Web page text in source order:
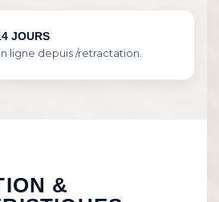
JOURS
ligne depuis /retractation.
&